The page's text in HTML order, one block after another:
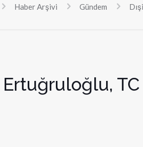
Haber Arşivi Gündem
Ertuğruloğlu,